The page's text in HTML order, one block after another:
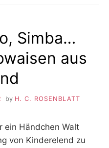
Simba…
aus
by H. C. ROSENBLATT
ein Händchen Walt
von Kinderelend zu